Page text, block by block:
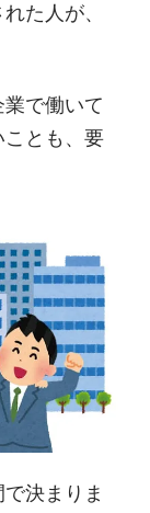
た人が、
で働いて
とも、要
決まりま